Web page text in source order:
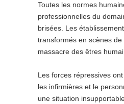
Toutes les normes
professionnelles du
brisées. Les
transformés en scènes
massacre des êtres
Les forces répressives
les infirmières et le
une situation